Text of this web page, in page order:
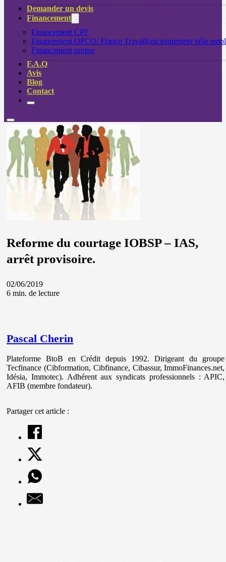
Demander un devis
Financement
Financement CPF
Financement OPCO/ France Travail(anciennement pôle
Financement propre
F.A.Q
Avis
Blog
Contact
Reforme du courtage IOBSP – IAS,
arrêt provisoire.
02/06/2019
6 min. de lecture
Pascal Cherin
Plateforme BtoB en Crédit depuis 1992. Dirigeant du groupe
Tecfinance (Cibformation, Cibfinance, Cibassur, ImmoFinances.net,
Idésia, Immotec). Adhérent aux syndicats professionnels : APIC,
AFIB (membre fondateur).
Partager cet article :